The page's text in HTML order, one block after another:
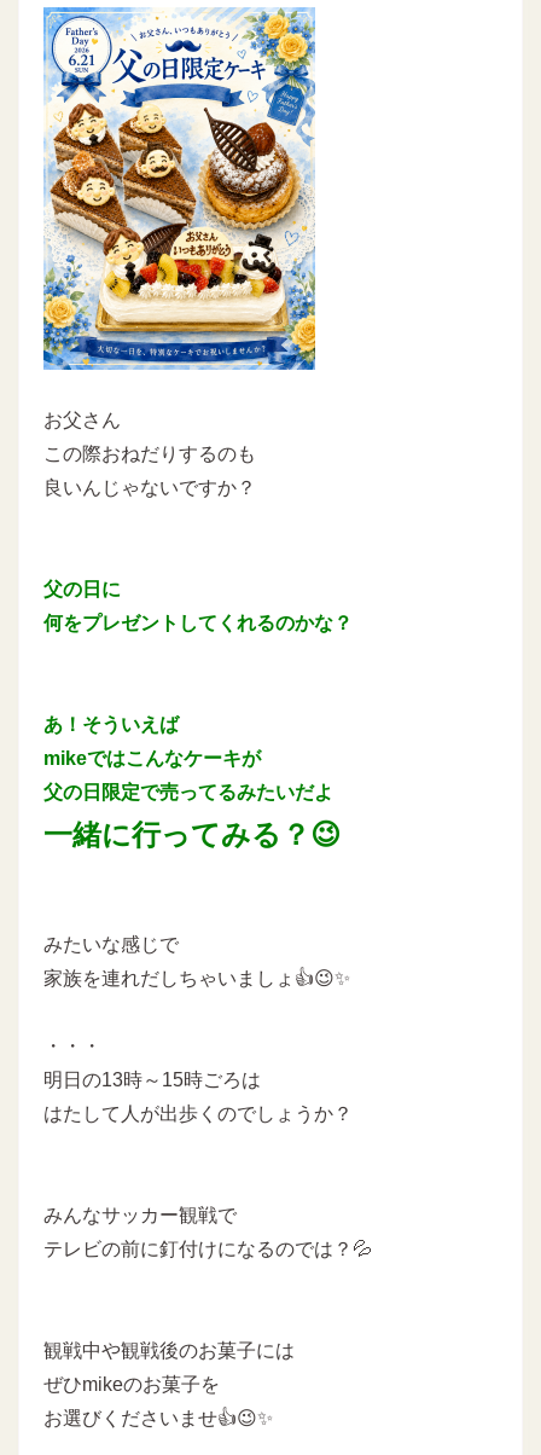
お父さん
この際おねだりするのも
良いんじゃないですか？
父の日に
何をプレゼントしてくれるのかな？
あ！そういえば
mikeではこんなケーキが
父の日限定で売ってるみたいだよ
一緒に行ってみる？😉
みたいな感じで
家族を連れだしちゃいましょ👍😉✨
・・・
明日の13時～15時ごろは
はたして人が出歩くのでしょうか？
みんなサッカー観戦で
テレビの前に釘付けになるのでは？💦
観戦中や観戦後のお菓子には
ぜひmikeのお菓子を
お選びくださいませ👍😉✨